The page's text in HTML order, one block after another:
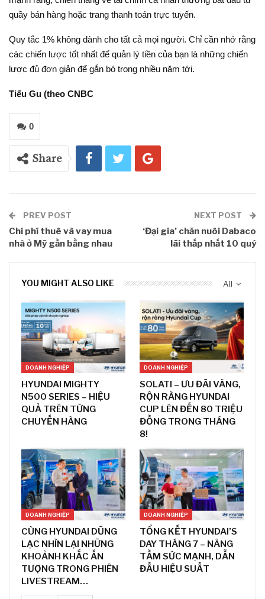
quầy bán hàng hoặc trang thanh toán trực tuyến.
Quy tắc 1% không dành cho tất cả mọi người. Chỉ cần nhớ rằng
các chiến lược tốt nhất để quản lý tiền của bạn là những chiến
lược đủ đơn giản để gắn bó trong nhiều năm tới.
Tiểu Gu (theo CNBC
0
Share
PREV POST
Chi phí thuê và vay mua
nhà ở Mỹ gần bằng nhau
NEXT POST
‘Đại gia’ chăn nuôi Dabaco
lãi thấp nhất 10 quý
All
YOU MIGHT ALSO LIKE
DOANH NGHIỆP
HYUNDAI MIGHTY
N500 SERIES – HIỆU
QUẢ TRÊN TỪNG
CHUYẾN HÀNG
DOANH NGHIỆP
SOLATI – ƯU ĐÃI VÀNG,
RỘN RÀNG HYUNDAI
CUP LÊN ĐẾN 80 TRIỆU
ĐỒNG TRONG THÁNG
8!
DOANH NGHIỆP
CÙNG HYUNDAI DŨNG
LẠC NHÌN LẠI NHỮNG
KHOẢNH KHẮC ẤN
TƯỢNG TRONG PHIÊN
LIVESTREAM…
DOANH NGHIỆP
TỔNG KẾT HYUNDAI’S
DAY THÁNG 7 – NÂNG
TẦM SỨC MẠNH, DẪN
ĐẦU HIỆU SUẤT